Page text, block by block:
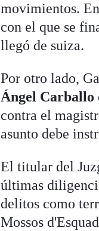
movimientos.
con el que se
llegó de suiza.
Por otro lado,
Ángel Carballo
contra el
asunto debe
El titular del
últimas
delitos como
Mossos